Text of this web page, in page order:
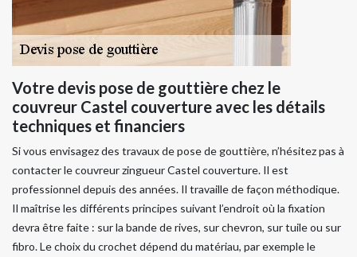
Votre devis pose de gouttière chez le
couvreur Castel couverture avec les détails
techniques et financiers
Si vous envisagez des travaux de pose de gouttière, n’hésitez pas à
contacter le couvreur zingueur Castel couverture. Il est
professionnel depuis des années. Il travaille de façon méthodique.
Il maîtrise les différents principes suivant l’endroit où la fixation
devra être faite : sur la bande de rives, sur chevron, sur tuile ou sur
fibro. Le choix du crochet dépend du matériau, par exemple le